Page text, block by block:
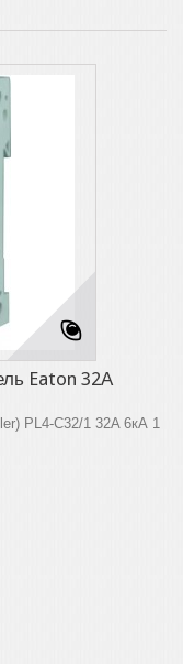
Eaton 32А
PL4-C32/1 32A 6кА 1